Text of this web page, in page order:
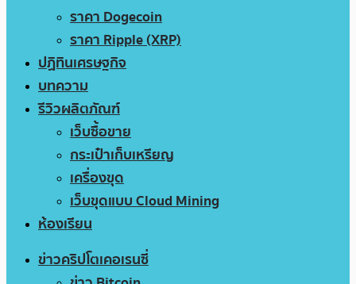
ราคา Dogecoin
ราคา Ripple (XRP)
ปฏิทินเศรษฐกิจ
บทความ
รีวิวผลิตภัณฑ์
เว็บซื้อขาย
กระเป๋าเก็บเหรียญ
เครื่องขุด
เว็บขุดแบบ Cloud Mining
ห้องเรียน
ข่าวคริปโตเคอเรนซี่